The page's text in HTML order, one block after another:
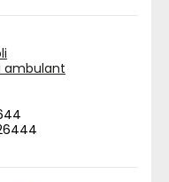
ambulant